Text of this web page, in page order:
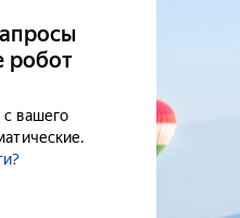
робот
с вашего